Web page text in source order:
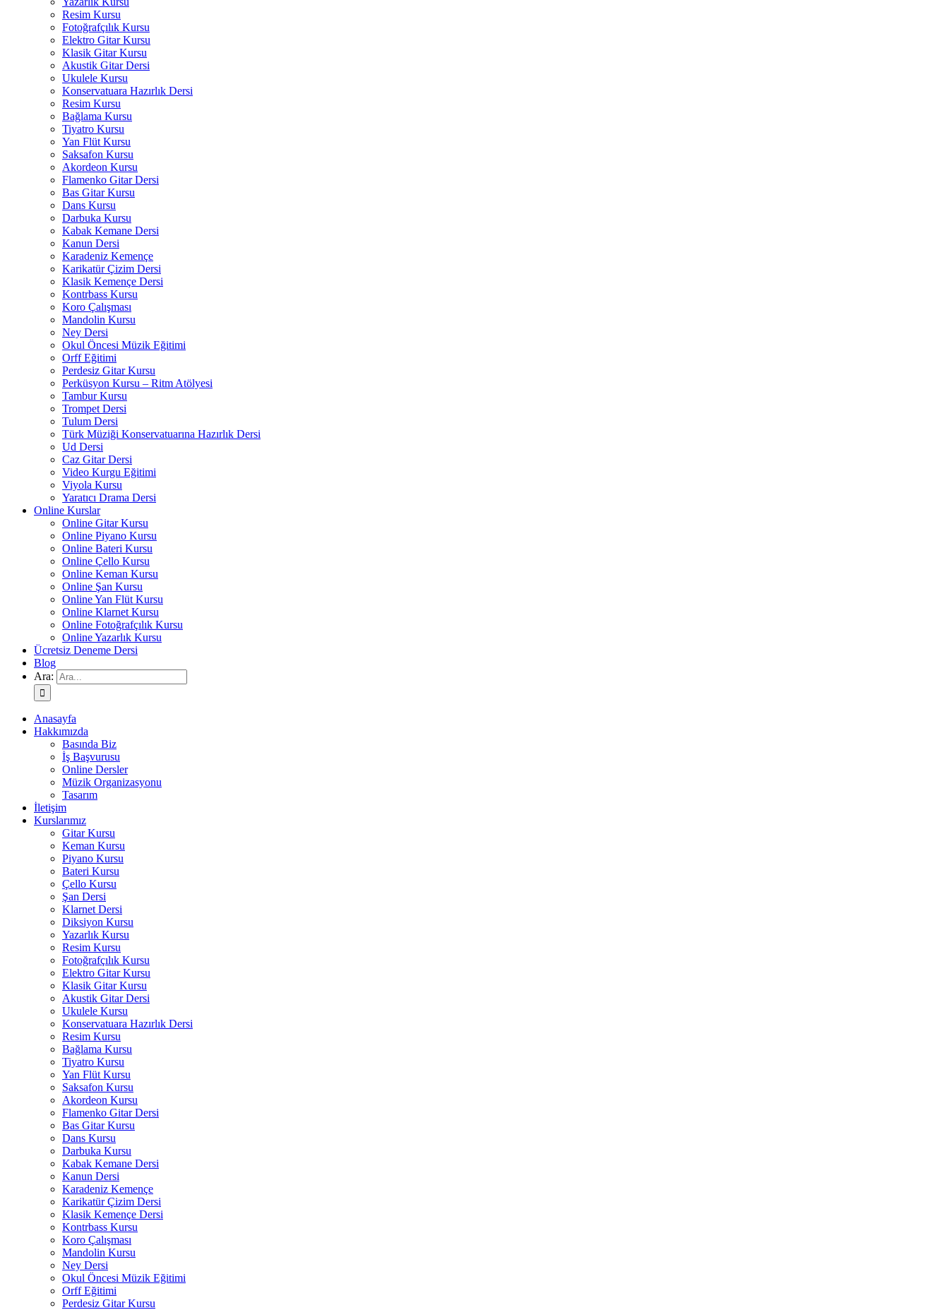
Resim Kursu
Fotoğrafçılık Kursu
Elektro Gitar Kursu
Klasik Gitar Kursu
Akustik Gitar Dersi
Ukulele Kursu
Konservatuara Hazırlık Dersi
Resim Kursu
Bağlama Kursu
Tiyatro Kursu
Yan Flüt Kursu
Saksafon Kursu
Akordeon Kursu
Flamenko Gitar Dersi
Bas Gitar Kursu
Dans Kursu
Darbuka Kursu
Kabak Kemane Dersi
Kanun Dersi
Karadeniz Kemençe
Karikatür Çizim Dersi
Klasik Kemençe Dersi
Kontrbass Kursu
Koro Çalışması
Mandolin Kursu
Ney Dersi
Okul Öncesi Müzik Eğitimi
Orff Eğitimi
Perdesiz Gitar Kursu
Perküsyon Kursu – Ritm Atölyesi
Tambur Kursu
Trompet Dersi
Tulum Dersi
Türk Müziği Konservatuarına Hazırlık Dersi
Ud Dersi
Caz Gitar Dersi
Video Kurgu Eğitimi
Viyola Kursu
Yaratıcı Drama Dersi
Online Kurslar
Online Gitar Kursu
Online Piyano Kursu
Online Bateri Kursu
Online Çello Kursu
Online Keman Kursu
Online Şan Kursu
Online Yan Flüt Kursu
Online Klarnet Kursu
Online Fotoğrafçılık Kursu
Online Yazarlık Kursu
Ücretsiz Deneme Dersi
Blog
Ara:
Anasayfa
Hakkımızda
Basında Biz
İş Başvurusu
Online Dersler
Müzik Organizasyonu
Tasarım
İletişim
Kurslarımız
Gitar Kursu
Keman Kursu
Piyano Kursu
Bateri Kursu
Çello Kursu
Şan Dersi
Klarnet Dersi
Diksiyon Kursu
Yazarlık Kursu
Resim Kursu
Fotoğrafçılık Kursu
Elektro Gitar Kursu
Klasik Gitar Kursu
Akustik Gitar Dersi
Ukulele Kursu
Konservatuara Hazırlık Dersi
Resim Kursu
Bağlama Kursu
Tiyatro Kursu
Yan Flüt Kursu
Saksafon Kursu
Akordeon Kursu
Flamenko Gitar Dersi
Bas Gitar Kursu
Dans Kursu
Darbuka Kursu
Kabak Kemane Dersi
Kanun Dersi
Karadeniz Kemençe
Karikatür Çizim Dersi
Klasik Kemençe Dersi
Kontrbass Kursu
Koro Çalışması
Mandolin Kursu
Ney Dersi
Okul Öncesi Müzik Eğitimi
Orff Eğitimi
Perdesiz Gitar Kursu